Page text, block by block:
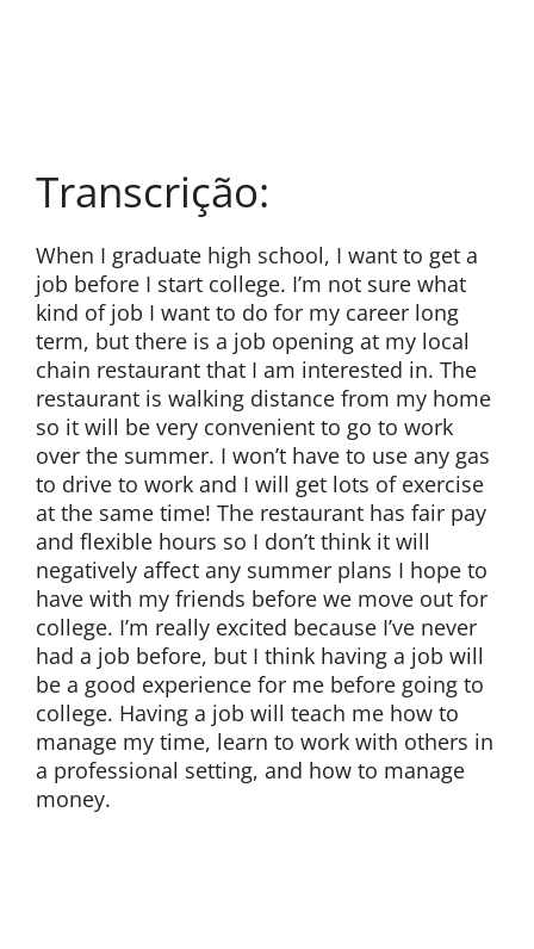
Transcrição:
When I graduate high school, I want to get a
job before I start college. I’m not sure what
kind of job I want to do for my career long
term, but there is a job opening at my local
chain restaurant that I am interested in. The
restaurant is walking distance from my home
so it will be very convenient to go to work
over the summer. I won’t have to use any gas
to drive to work and I will get lots of exercise
at the same time! The restaurant has fair pay
and flexible hours so I don’t think it will
negatively affect any summer plans I hope to
have with my friends before we move out for
college. I’m really excited because I’ve never
had a job before, but I think having a job will
be a good experience for me before going to
college. Having a job will teach me how to
manage my time, learn to work with others in
a professional setting, and how to manage
money.